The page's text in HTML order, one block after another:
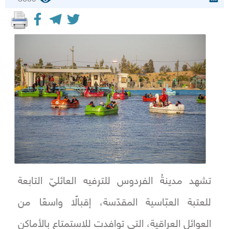
تشهد مدينةُ الفردوس للترفيه العائليّ التابعة
للعتبة العبّاسية المقدّسة، إقبالًا واسعًا من
العوائل العراقية، التي توافدت للاستمتاع بالأماكن